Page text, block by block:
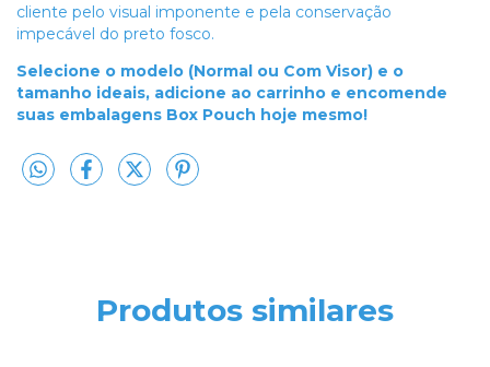
cliente pelo visual imponente e pela conservação
impecável do preto fosco.
Selecione o modelo (Normal ou Com Visor) e o
tamanho ideais, adicione ao carrinho e encomende
suas embalagens Box Pouch hoje mesmo!
Produtos similares